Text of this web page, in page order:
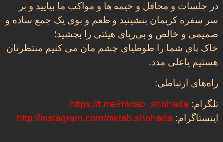
در جلسات و محافل و خیمه ها و مواکب ما بیایید و بر
سر سفره کریمان بنشینید و طعم و بوی یک جمع ساده و
صمیمی و خالص و بی‌ریای هیئتی را بچشید؛
خاک پای شما را طوطیای چشم مان می کنیم منتظرتان
هستیم یاعلی مدد.
راه‌های ارتباطی:
تلگرام: https://t.me/mktab_shohada
اینستاگرام: http://instagram.com/mktab.shohada